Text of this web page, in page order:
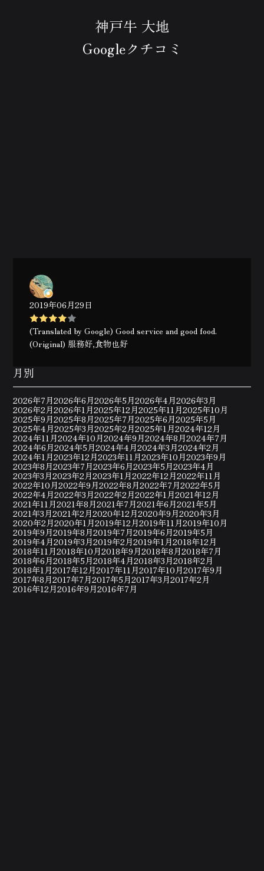
神戸牛 大地
Googleクチコミ
2019年06月29日
(Translated by Google) Good service and good food.
(Original) 服務好,食物也好
月別
2026年7月2026年6月2026年5月2026年4月2026年3月
2026年2月2026年1月2025年12月2025年11月2025年10月
2025年9月2025年8月2025年7月2025年6月2025年5月
2025年4月2025年3月2025年2月2025年1月2024年12月
2024年11月2024年10月2024年9月2024年8月2024年7月
2024年6月2024年5月2024年4月2024年3月2024年2月
2024年1月2023年12月2023年11月2023年10月2023年9月
2023年8月2023年7月2023年6月2023年5月2023年4月
2023年3月2023年2月2023年1月2022年12月2022年11月
2022年10月2022年9月2022年8月2022年7月2022年5月
2022年4月2022年3月2022年2月2022年1月2021年12月
2021年11月2021年8月2021年7月2021年6月2021年5月
2021年3月2021年2月2020年12月2020年9月2020年3月
2020年2月2020年1月2019年12月2019年11月2019年10月
2019年9月2019年8月2019年7月2019年6月2019年5月
2019年4月2019年3月2019年2月2019年1月2018年12月
2018年11月2018年10月2018年9月2018年8月2018年7月
2018年6月2018年5月2018年4月2018年3月2018年2月
2018年1月2017年12月2017年11月2017年10月2017年9月
2017年8月2017年7月2017年5月2017年3月2017年2月
2016年12月2016年9月2016年7月